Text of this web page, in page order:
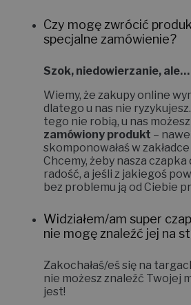
Czy mogę zwrócić
specjalne zamówienie?
Szok, niedowierzanie, ale…
Wiemy, że zakupy online
dlatego u nas nie
tego nie robią, u nas możesz
zamówiony produkt –
skomponowałaś w zakładce
Chcemy, żeby nasza czapka
radość, a jeśli z jakiegoś
bez problemu ją od Ciebie
Widziałem/am super
nie mogę znaleźć jej na
Zakochałaś/eś się na
nie możesz znaleźć Twojej
jest!